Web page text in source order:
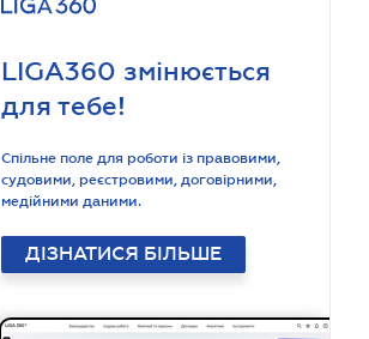
LIGA360 змінюється
для тебе!
Спільне поле для роботи із правовими,
судовими, реєстровими, договірними,
медійними даними.
ДІЗНАТИСЯ БІЛЬШЕ